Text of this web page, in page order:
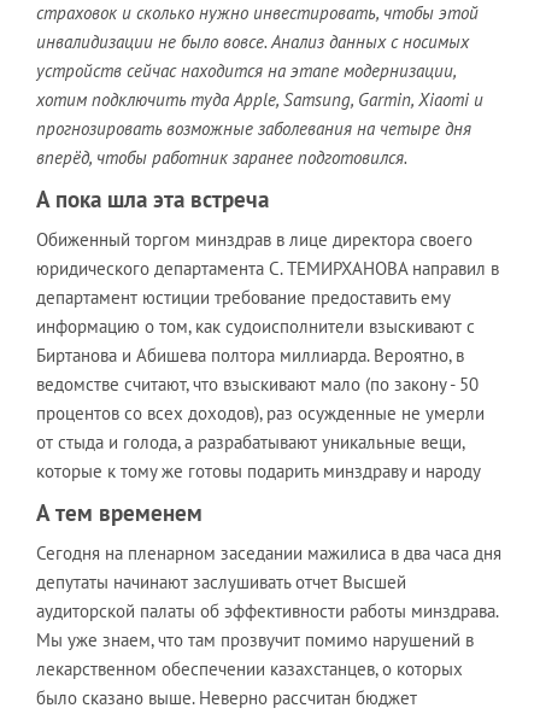
страховок и сколько нужно инвестировать, чтобы этой
инвалидизации не было вовсе. Анализ данных с носимых
устройств сейчас находится на этапе модернизации,
хотим подключить туда Apple, Samsung, Garmin, Xiaomi и
прогнозировать возможные заболевания на четыре дня
вперёд, чтобы работник заранее подготовился.
А пока шла эта встреча
Обиженный торгом минздрав в лице директора своего
юридического департамента С. ТЕМИРХАНОВА направил в
департамент юстиции требование предоставить ему
информацию о том, как судоисполнители взыскивают с
Биртанова и Абишева полтора миллиарда. Вероятно, в
ведомстве считают, что взыскивают мало (по закону - 50
процентов со всех доходов), раз осужденные не умерли
от стыда и голода, а разрабатывают уникальные вещи,
которые к тому же готовы подарить минздраву и народу
А тем временем
Сегодня на пленарном заседании мажилиса в два часа дня
депутаты начинают заслушивать отчет Высшей
аудиторской палаты об эффективности работы минздрава.
Мы уже знаем, что там прозвучит помимо нарушений в
лекарственном обеспечении казахстанцев, о которых
было сказано выше. Неверно рассчитан бюджет